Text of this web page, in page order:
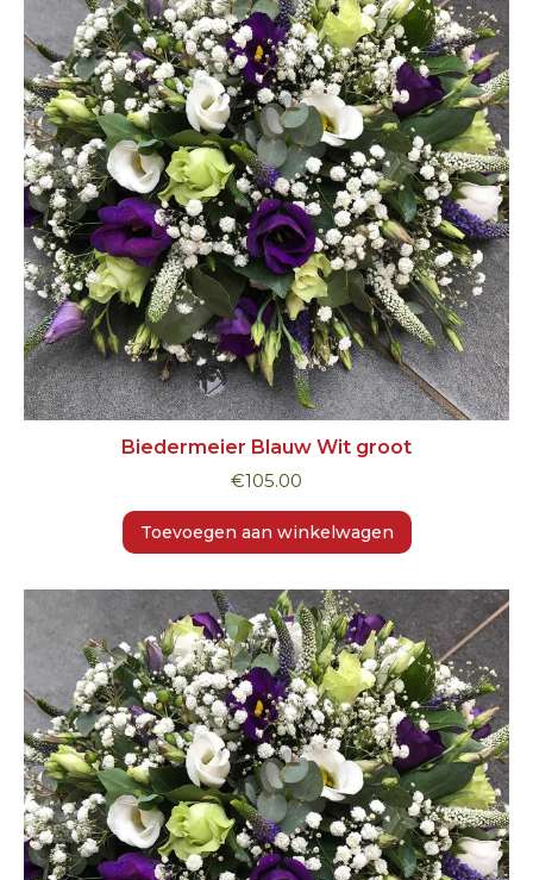
Biedermeier Blauw Wit groot
€105.00
Toevoegen aan winkelwagen